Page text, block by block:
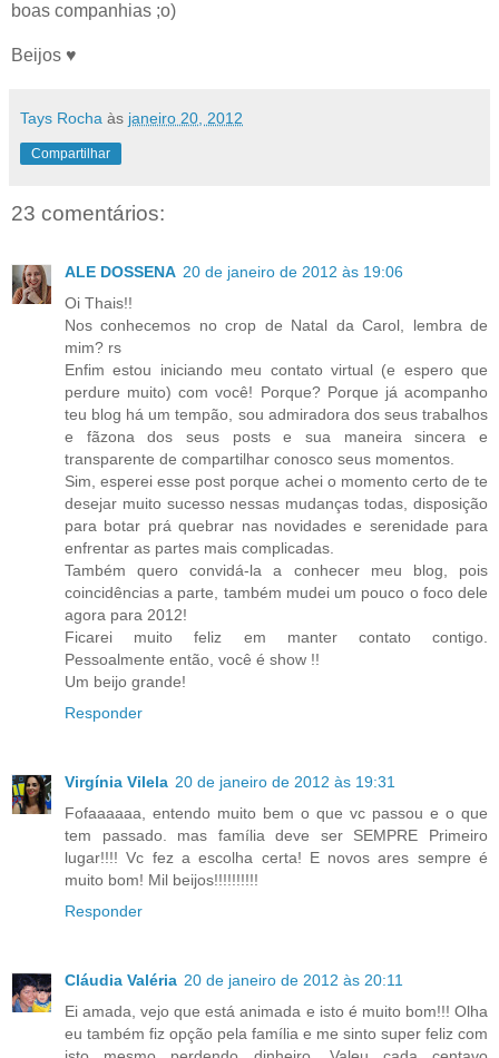
boas companhias ;o)
Beijos ♥
Tays Rocha às janeiro 20, 2012
Compartilhar
23 comentários:
ALE DOSSENA 20 de janeiro de 2012 às 19:06
Oi Thais!!
Nos conhecemos no crop de Natal da Carol, lembra de
mim? rs
Enfim estou iniciando meu contato virtual (e espero que
perdure muito) com você! Porque? Porque já acompanho
teu blog há um tempão, sou admiradora dos seus trabalhos
e fãzona dos seus posts e sua maneira sincera e
transparente de compartilhar conosco seus momentos.
Sim, esperei esse post porque achei o momento certo de te
desejar muito sucesso nessas mudanças todas, disposição
para botar prá quebrar nas novidades e serenidade para
enfrentar as partes mais complicadas.
Também quero convidá-la a conhecer meu blog, pois
coincidências a parte, também mudei um pouco o foco dele
agora para 2012!
Ficarei muito feliz em manter contato contigo.
Pessoalmente então, você é show !!
Um beijo grande!
Responder
Virgínia Vilela 20 de janeiro de 2012 às 19:31
Fofaaaaaa, entendo muito bem o que vc passou e o que
tem passado. mas família deve ser SEMPRE Primeiro
lugar!!!! Vc fez a escolha certa! E novos ares sempre é
muito bom! Mil beijos!!!!!!!!!!
Responder
Cláudia Valéria 20 de janeiro de 2012 às 20:11
Ei amada, vejo que está animada e isto é muito bom!!! Olha
eu também fiz opção pela família e me sinto super feliz com